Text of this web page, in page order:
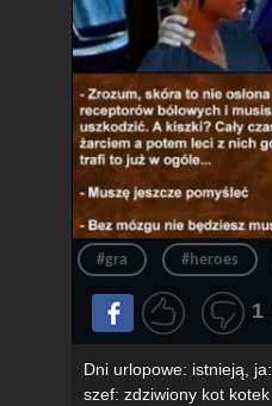
#gra #heroes
1
Dni urlopowe: istnieją,
szef: zdziwiony kot kotek